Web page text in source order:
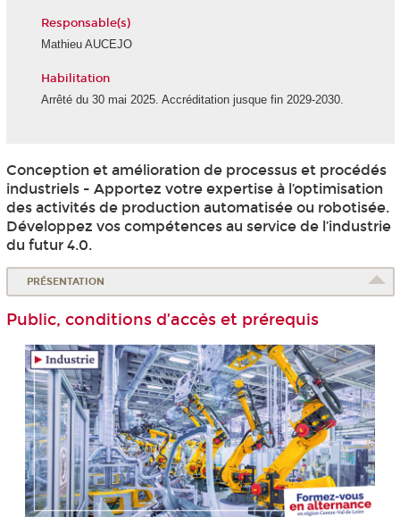
Responsable(s)
Mathieu AUCEJO
Habilitation
Arrêté du 30 mai 2025. Accréditation jusque fin 2029-2030.
Conception et amélioration de processus et procédés
industriels - Apportez votre expertise à l’optimisation
des activités de production automatisée ou robotisée.
Développez vos compétences au service de l’industrie
du futur 4.0.
PRÉSENTATION
Public, conditions d’accès et prérequis